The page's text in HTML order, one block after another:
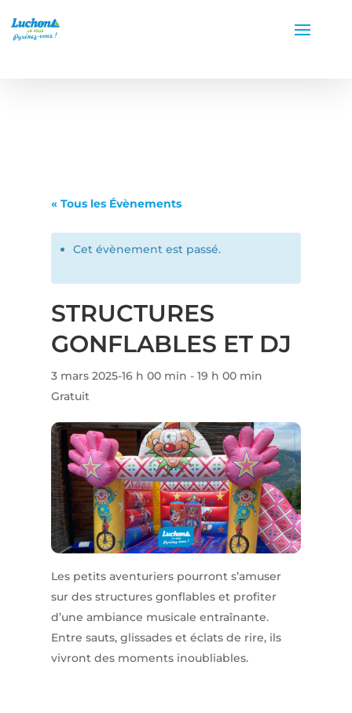
« Tous les Évènements
Cet évènement est passé.
STRUCTURES
GONFLABLES ET DJ
3 mars 2025-16 h 00 min - 19 h 00 min
Gratuit
Les petits aventuriers pourront s’amuser
sur des structures gonflables et profiter
d’une ambiance musicale entraînante.
Entre sauts, glissades et éclats de rire, ils
vivront des moments inoubliables.